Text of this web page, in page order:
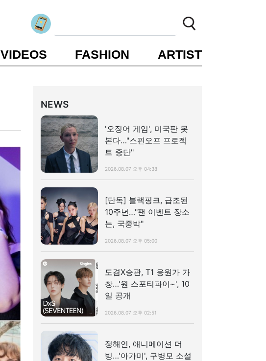
VIDEOS FASHION ARTIST
NEWS
'오징어 게임', 미국판 못
본다…"스핀오프 프로젝
트 중단"
2026.08.07 오후 04:38
[단독] 블랙핑크, 급조된
10주년…"팬 이벤트 장소
는, 국중박"
2026.08.07 오후 05:00
도겸X승관, T1 응원가 가
창…'원 스포티파이~', 10
일 공개
2026.08.07 오후 02:51
정해인, 애니메이션 더
빙…'아가미', 구병모 소설